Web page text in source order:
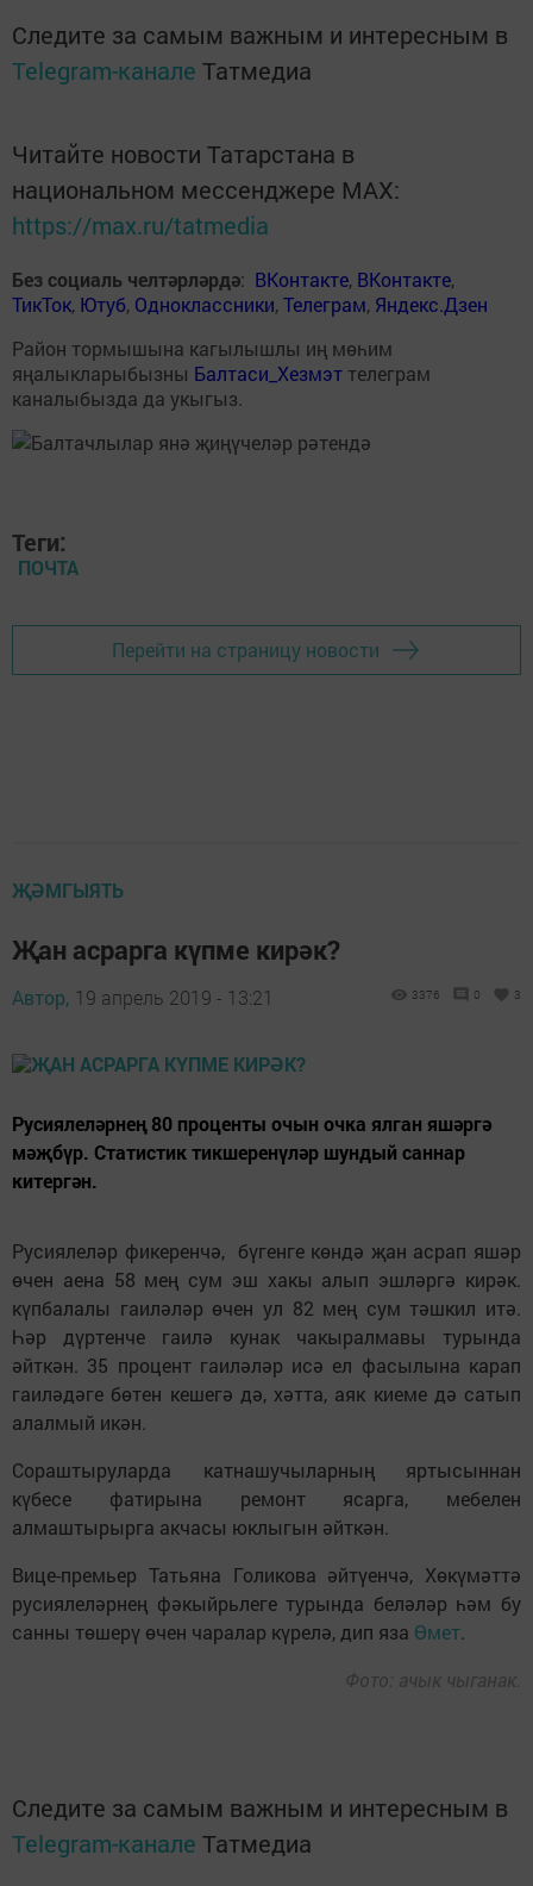
Следите за самым важным и интересным в
Telegram-канале Татмедиа
Читайте новости Татарстана в
национальном мессенджере MАХ:
https://max.ru/tatmedia
Без социаль челтәрләрдә: ВКонтакте, ВКонтакте,
ТикТок, Ютуб, Одноклассники,Телеграм, Яндекс.Дзен
Район тормышына кагылышлы иң мөһим
яңалыкларыбызны Балтаси_Хезмэт телеграм
каналыбызда да укыгыз.
Теги:
ПОЧТА
Перейти на страницу новости
ҖӘМГЫЯТЬ
Җан асрарга күпме кирәк?
Автор, 19 апрель 2019 - 13:21 3376 0 3
Русиялеләрнең 80 проценты очын очка ялган яшәргә
мәҗбүр. Статистик тикшеренүләр шундый саннар
китергән.
Русиялеләр фикеренчә, бүгенге көндә җан асрап яшәр
өчен аена 58 мең сум эш хакы алып эшләргә кирәк.
күпбалалы гаиләләр өчен ул 82 мең сум тәшкил итә.
Һәр дүртенче гаилә кунак чакыралмавы турында
әйткән. 35 процент гаиләләр исә ел фасылына карап
гаиләдәге бөтен кешегә дә, хәтта, аяк киеме дә сатып
алалмый икән.
Сораштыруларда катнашучыларның яртысыннан
күбесе фатирына ремонт ясарга, мебелен
алмаштырырга акчасы юклыгын әйткән.
Вице-премьер Татьяна Голикова әйтүенчә, Хөкүмәттә
русиялеләрнең фәкыйрьлеге турында беләләр һәм бу
санны төшерү өчен чаралар күрелә, дип яза Өмет.
Фото: ачык чыганак.
Следите за самым важным и интересным в
Telegram-канале Татмедиа